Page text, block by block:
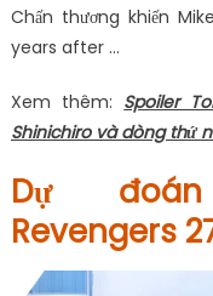
Chấn thương khiến
years after …
Xem thêm: Spoiler
Shinichiro và dòng thứ
Dự
Revengers